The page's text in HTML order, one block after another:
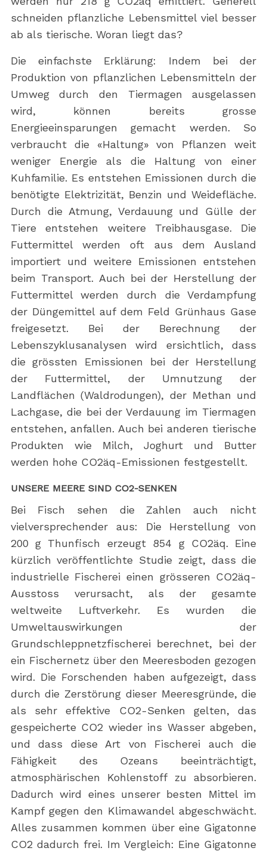
schneiden pflanzliche Lebensmittel viel besser
ab als tierische. Woran liegt das?
Die einfachste Erklärung: Indem bei der
Produktion von pflanzlichen Lebensmitteln der
Umweg durch den Tiermagen ausgelassen
wird, können bereits grosse
Energieeinsparungen gemacht werden. So
verbraucht die «Haltung» von Pflanzen weit
weniger Energie als die Haltung von einer
Kuhfamilie. Es entstehen Emissionen durch die
benötigte Elektrizität, Benzin und Weidefläche.
Durch die Atmung, Verdauung und Gülle der
Tiere entstehen weitere Treibhausgase. Die
Futtermittel werden oft aus dem Ausland
importiert und weitere Emissionen entstehen
beim Transport. Auch bei der Herstellung der
Futtermittel werden durch die Verdampfung
der Düngemittel auf dem Feld Grünhaus Gase
freigesetzt. Bei der Berechnung der
Lebenszyklusanalysen wird ersichtlich, dass
die grössten Emissionen bei der Herstellung
der Futtermittel, der Umnutzung der
Landflächen (Waldrodungen), der Methan und
Lachgase, die bei der Verdauung im Tiermagen
entstehen, anfallen. Auch bei anderen tierische
Produkten wie Milch, Joghurt und Butter
werden hohe CO2äq-Emissionen festgestellt.
UNSERE MEERE SIND CO2-SENKEN
Bei Fisch sehen die Zahlen auch nicht
vielversprechender aus: Die Herstellung von
200 g Thunfisch erzeugt 854 g CO2äq. Eine
kürzlich veröffentlichte Studie zeigt, dass die
industrielle Fischerei einen grösseren CO2äq-
Ausstoss verursacht, als der gesamte
weltweite Luftverkehr. Es wurden die
Umweltauswirkungen der
Grundschleppnetzfischerei berechnet, bei der
ein Fischernetz über den Meeresboden gezogen
wird. Die Forschenden haben aufgezeigt, dass
durch die Zerstörung dieser Meeresgründe, die
als sehr effektive CO2-Senken gelten, das
gespeicherte CO2 wieder ins Wasser abgeben,
und dass diese Art von Fischerei auch die
Fähigkeit des Ozeans beeinträchtigt,
atmosphärischen Kohlenstoff zu absorbieren.
Dadurch wird eines unserer besten Mittel im
Kampf gegen den Klimawandel abgeschwächt.
Alles zusammen kommen über eine Gigatonne
CO2 dadurch frei. Im Vergleich: Eine Gigatonne